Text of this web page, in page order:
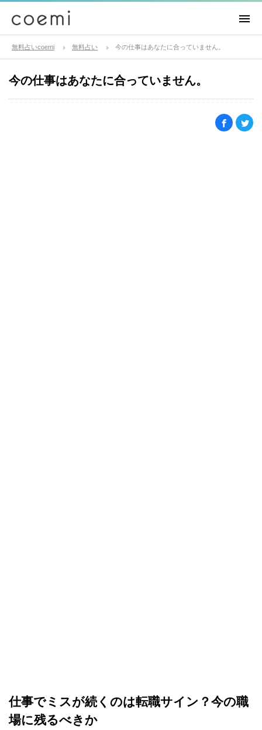
無料占いcoemi 無料占い 今の仕事はあなたに合っていません。
今の仕事はあなたに合っていません。
仕事でミスが続くのは転職サイン？今の職
場に残るべきか